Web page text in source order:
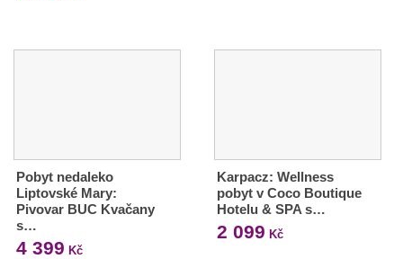
Pobyt nedaleko
Liptovské Mary:
Pivovar BUC Kvačany
s…
4 399 Kč
Karpacz: Wellness
pobyt v Coco Boutique
Hotelu & SPA s…
2 099 Kč